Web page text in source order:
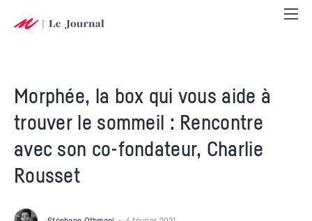
Morphée, la box qui vous aide à
trouver le sommeil : Rencontre
avec son co-fondateur, Charlie
Rousset